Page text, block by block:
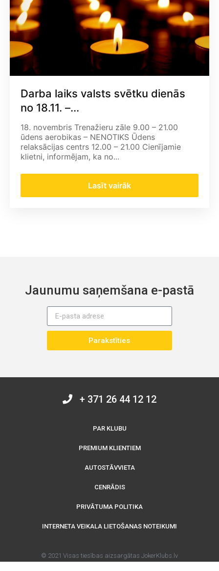
Darba laiks valsts svētku dienās
no 18.11. –...
18. novembris Trenažieru zāle 9.00 – 21.00
ūdens aerobikas – NENOTIKS Ūdens
relaksācijas centrs 12.00 – 21.00 Cienījamie
klietni, informējam, ka no...
Lasīt vairāk
Jaunumu saņemšana e-pastā
Parakstīties
+ 371 26 44 12 12
PAR KLUBU
PREMIUM KLIENTIEM
AUTOSTĀVVIETA
CENRĀDIS
PRIVĀTUMA POLITIKA
INTERNETA VEIKALA LIETOŠANAS NOTEIKUMI
© 2021 Visas tiesības aizsargātas JokerKlubs.lv